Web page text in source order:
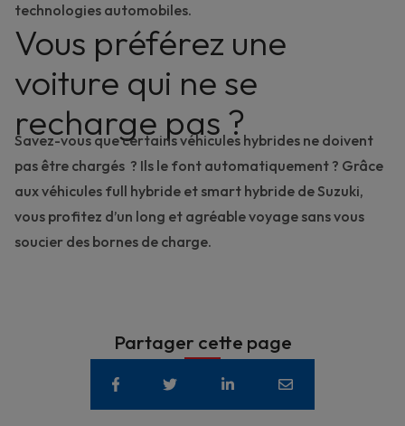
technologies automobiles.
Vous préférez une
voiture qui ne se
recharge pas ?
Savez-vous quecertains véhicules hybrides ne doivent
pas être chargés ? Ils le font automatiquement ? Grâce
auxvéhicules full hybride et smart hybride de Suzuki,
vous profitez d’un long et agréable voyage sans vous
soucier des bornes de charge.
Partager cette page